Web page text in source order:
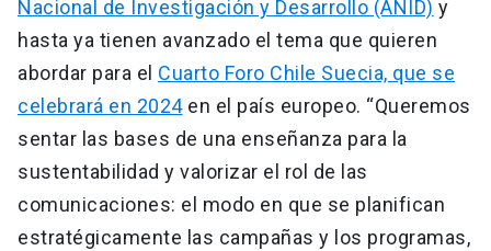
Nacional de Investigación y Desarrollo (ANID) y
hasta ya tienen avanzado el tema que quieren
abordar para el Cuarto Foro Chile Suecia, que se
celebrará en 2024en el país europeo. “Queremos
sentar las bases de una enseñanza para la
sustentabilidad y valorizar el rol de las
comunicaciones: el modo en que se planifican
estratégicamente las campañas y los programas,